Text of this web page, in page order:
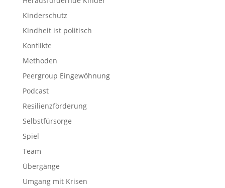
Kinderschutz
Kindheit ist politisch
Konflikte
Methoden
Peergroup Eingewöhnung
Podcast
Resilienzförderung
Selbstfürsorge
Spiel
Team
Übergänge
Umgang mit Krisen